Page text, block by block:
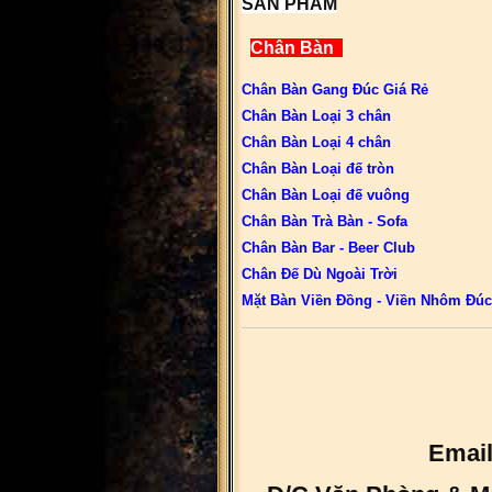
SẢN PHẨM
Chân Bàn
Chân Bàn Gang Đúc Giá Rẻ
Chân Bàn Loại 3 chân
Chân Bàn Loại 4 chân
Chân Bàn Loại đế tròn
Chân Bàn Loại đế vuông
Chân Bàn Trà Bàn - Sofa
Chân Bàn Bar - Beer Club
Chân Đế Dù Ngoài Trời
Mặt Bàn Viền Đồng - Viền Nhôm Đúc